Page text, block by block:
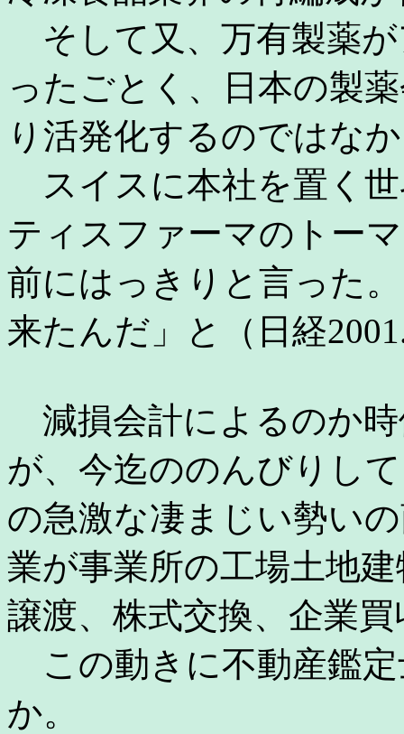
そして又、万有製薬
ったごとく、日本の製
り活発化するのではな
スイスに本社を置く
ティスファーマのトー
前にはっきりと言った
来たんだ」と（日経
減損会計によるのか
が、今迄ののんびりし
の急激な凄まじい勢い
業が事業所の工場土地
譲渡、株式交換、企業
この動きに不動産鑑
か。